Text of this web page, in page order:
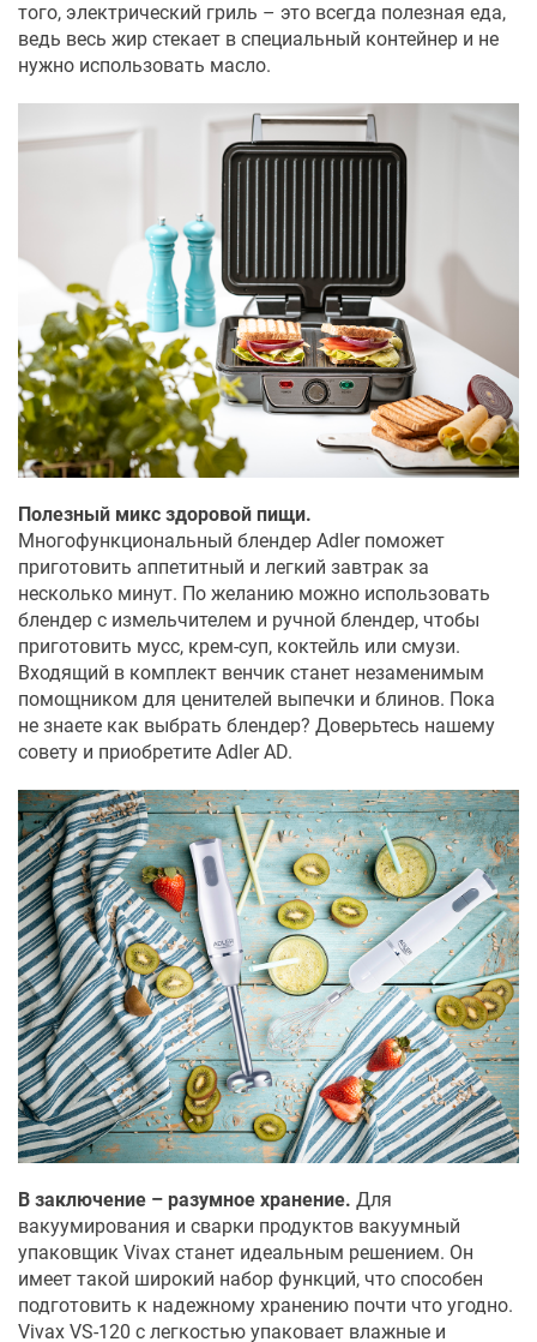
того, электрический гриль – это всегда полезная еда,
ведь весь жир стекает в специальный контейнер и не
нужно использовать масло.
Полезный микс здоровой пищи.
Многофункциональный блендер Adler поможет
приготовить аппетитный и легкий завтрак за
несколько минут. По желанию можно использовать
блендер с измельчителем и ручной блендер, чтобы
приготовить мусс, крем-суп, коктейль или смузи.
Входящий в комплект венчик станет незаменимым
помощником для ценителей выпечки и блинов. Пока
не знаете как выбрать блендер? Доверьтесь нашему
совету и приобретите Adler AD.
В заключение – разумное хранение. Для
вакуумирования и сварки продуктов вакуумный
упаковщик Vivax станет идеальным решением. Он
имеет такой широкий набор функций, что способен
подготовить к надежному хранению почти что угодно.
Vivax VS-120 с легкостью упаковает влажные и